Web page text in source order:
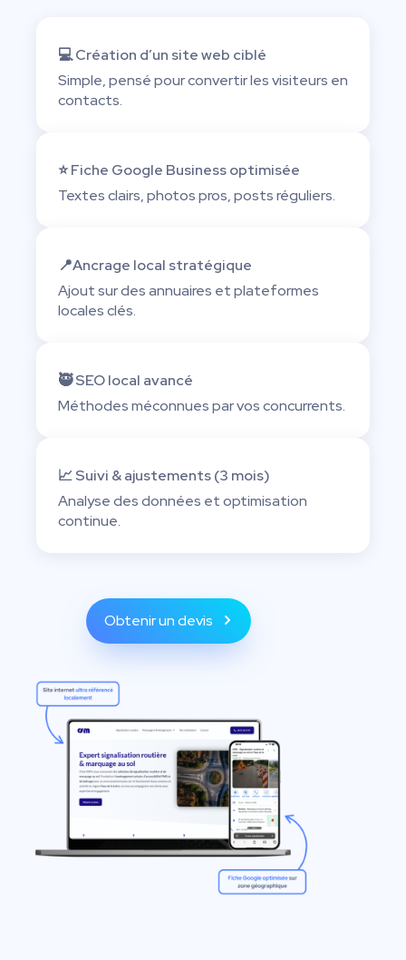
💻 Création d’un site web ciblé
Simple, pensé pour convertir les visiteurs en
contacts.
⭐ Fiche Google Business optimisée
Textes clairs, photos pros, posts réguliers.
📍Ancrage local stratégique
Ajout sur des annuaires et plateformes
locales clés.
🥷 SEO local avancé
Méthodes méconnues par vos concurrents.
📈 Suivi & ajustements (3 mois)
Analyse des données et optimisation
continue.
Obtenir un devis